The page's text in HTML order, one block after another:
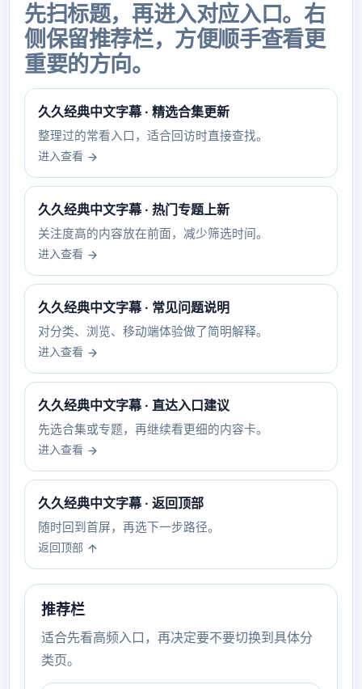
先扫标题，再进入对应入口。右
侧保留推荐栏，方便顺手查看更
重要的方向。
久久经典中文字幕 · 精选合集更新
整理过的常看入口，适合回访时直接查找。
进入查看
久久经典中文字幕 · 热门专题上新
关注度高的内容放在前面，减少筛选时间。
进入查看
久久经典中文字幕 · 常见问题说明
对分类、浏览、移动端体验做了简明解释。
进入查看
久久经典中文字幕 · 直达入口建议
先选合集或专题，再继续看更细的内容卡。
进入查看
久久经典中文字幕 · 返回顶部
随时回到首屏，再选下一步路径。
返回顶部
推荐栏
适合先看高频入口，再决定要不要切换到具体分
类页。